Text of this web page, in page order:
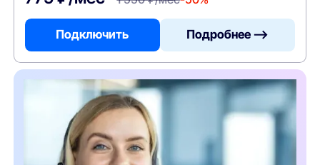
Подключить Подробнее —>